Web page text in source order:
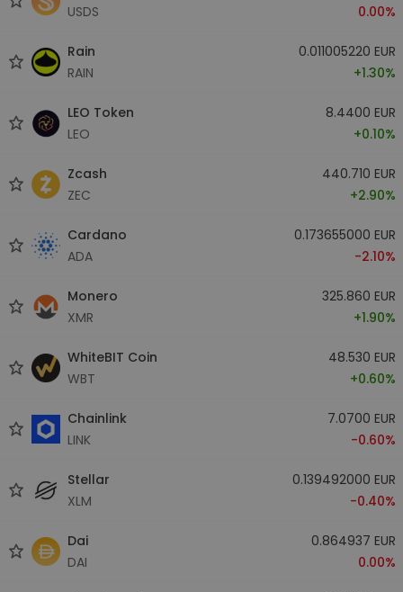
USDS
0.00%
Rain
RAIN
0.011005220 EUR
+1.30%
LEO Token
LEO
8.4400 EUR
+0.10%
Zcash
ZEC
440.710 EUR
+2.90%
Cardano
ADA
0.173655000 EUR
-2.10%
Monero
XMR
325.860 EUR
+1.90%
WhiteBIT Coin
WBT
48.530 EUR
+0.60%
Chainlink
LINK
7.0700 EUR
-0.60%
Stellar
XLM
0.139492000 EUR
-0.40%
Dai
DAI
0.864937 EUR
0.00%